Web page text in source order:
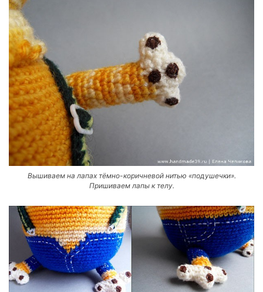
Вышиваем на лапах тёмно-коричневой нитью «подушечки».
Пришиваем лапы к телу.